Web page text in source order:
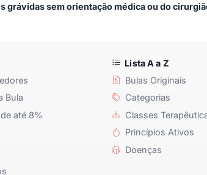
grávidas sem orientação médica ou do
Bula
até 8%
Lista A a Z
Bulas Originais
Categorias
Classes
Princípios Ativos
Doenças